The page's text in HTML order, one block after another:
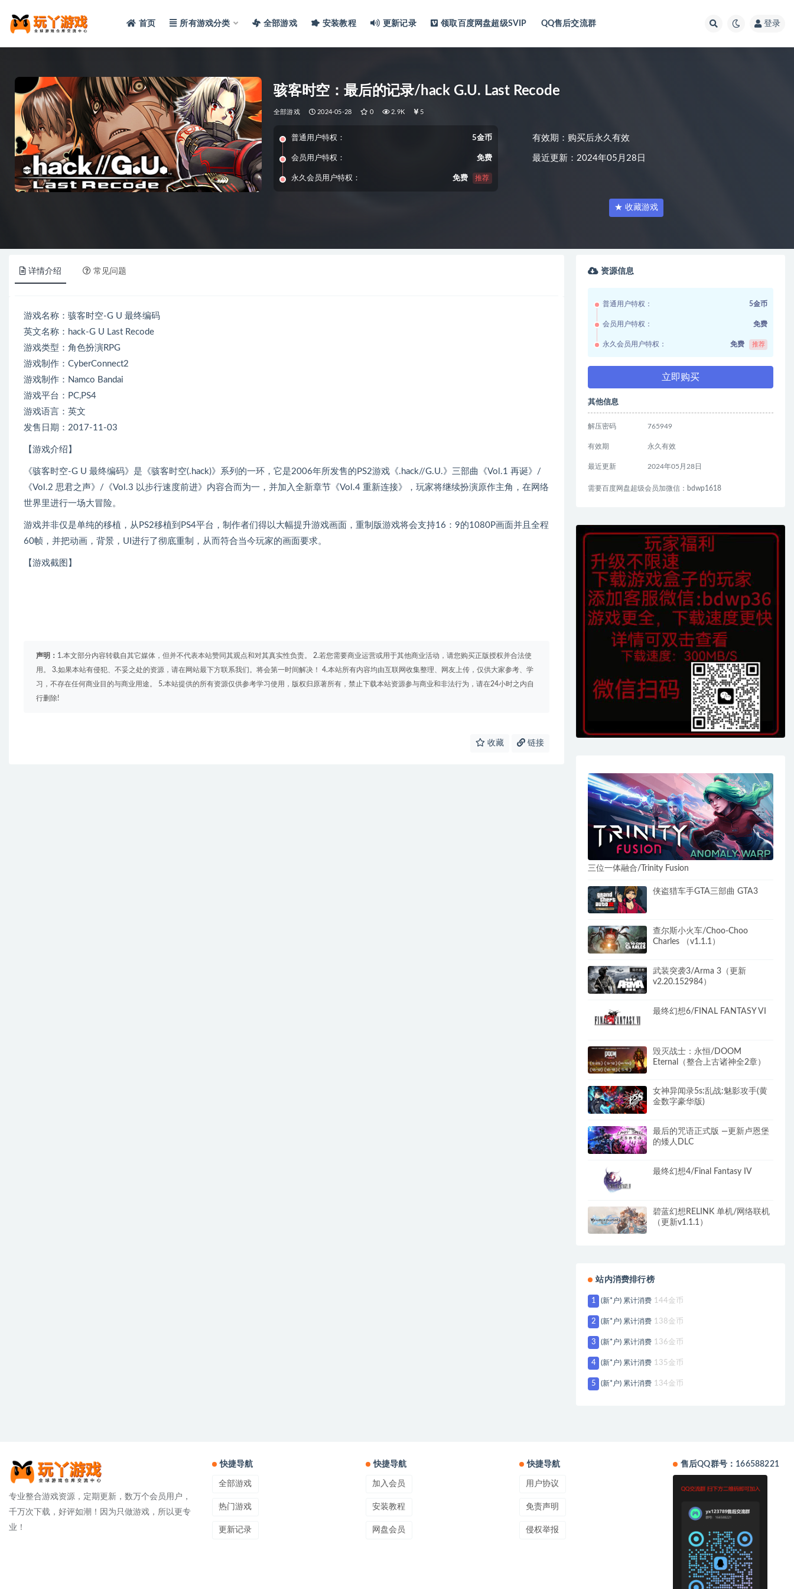
首页 所有游戏分类 全部游戏 安装教程 更新记录 领取百度网盘超级SVIP QQ售后交流群 登录
骇客时空：最后的记录/hack G.U. Last Recode
全部游戏 2024-05-28 0 2.9K 5
普通用户特权： 5金币
会员用户特权： 免费
永久会员用户特权： 免费 推荐
有效期：购买后永久有效
最近更新：2024年05月28日
★ 收藏游戏
详情介绍 常见问题
游戏名称：骇客时空-G U 最终编码
英文名称：hack-G U Last Recode
游戏类型：角色扮演RPG
游戏制作：CyberConnect2
游戏制作：Namco Bandai
游戏平台：PC,PS4
游戏语言：英文
发售日期：2017-11-03
【游戏介绍】
《骇客时空-G U 最终编码》是《骇客时空(.hack)》系列的一环，它是2006年所发售的PS2游戏《.hack//G.U.》三部曲《Vol.1 再诞》/
《Vol.2 思君之声》/《Vol.3 以步行速度前进》内容合而为一，并加入全新章节《Vol.4 重新连接》，玩家将继续扮演原作主角，在网络
世界里进行一场大冒险。
游戏并非仅是单纯的移植，从PS2移植到PS4平台，制作者们得以大幅提升游戏画面，重制版游戏将会支持16：9的1080P画面并且全程
60帧，并把动画，背景，UI进行了彻底重制，从而符合当今玩家的画面要求。
【游戏截图】
声明： 1.本文部分内容转载自其它媒体，但并不代表本站赞同其观点和对其真实性负责。 2.若您需要商业运营或用于其他商业活动，请您购买正版授权并合法使
用。 3.如果本站有侵犯、不妥之处的资源，请在网站最下方联系我们。将会第一时间解决！ 4.本站所有内容均由互联网收集整理、网友上传，仅供大家参考、学
习，不存在任何商业目的与商业用途。 5.本站提供的所有资源仅供参考学习使用，版权归原著所有，禁止下载本站资源参与商业和非法行为，请在24小时之内自
行删除!
收藏 链接
资源信息
普通用户特权： 5金币
会员用户特权： 免费
永久会员用户特权： 免费 推荐
立即购买
其他信息
解压密码 765949
有效期 永久有效
最近更新 2024年05月28日
需要百度网盘超级会员加微信：bdwp1618
三位一体融合/Trinity Fusion
侠盗猎车手GTA三部曲 GTA3
查尔斯小火车/Choo-Choo
Charles （v1.1.1）
武装突袭3/Arma 3（更新
v2.20.152984）
最终幻想6/FINAL FANTASY VI
毁灭战士：永恒/DOOM
Eternal（整合上古诸神全2章）
女神异闻录5s:乱战:魅影攻手(黄
金数字豪华版)
最后的咒语正式版 —更新卢恩堡
的矮人DLC
最终幻想4/Final Fantasy IV
碧蓝幻想RELINK 单机/网络联机
（更新v1.1.1）
站内消费排行榜
1 (新*户) 累计消费 144金币
2 (新*户) 累计消费 138金币
3 (新*户) 累计消费 136金币
4 (新*户) 累计消费 135金币
5 (新*户) 累计消费 134金币
专业整合游戏资源，定期更新，数万个会员用户，
千万次下载，好评如潮！因为只做游戏，所以更专
业！
快捷导航
全部游戏
热门游戏
更新记录
快捷导航
加入会员
安装教程
网盘会员
快捷导航
用户协议
免责声明
侵权举报
售后QQ群号：166588221